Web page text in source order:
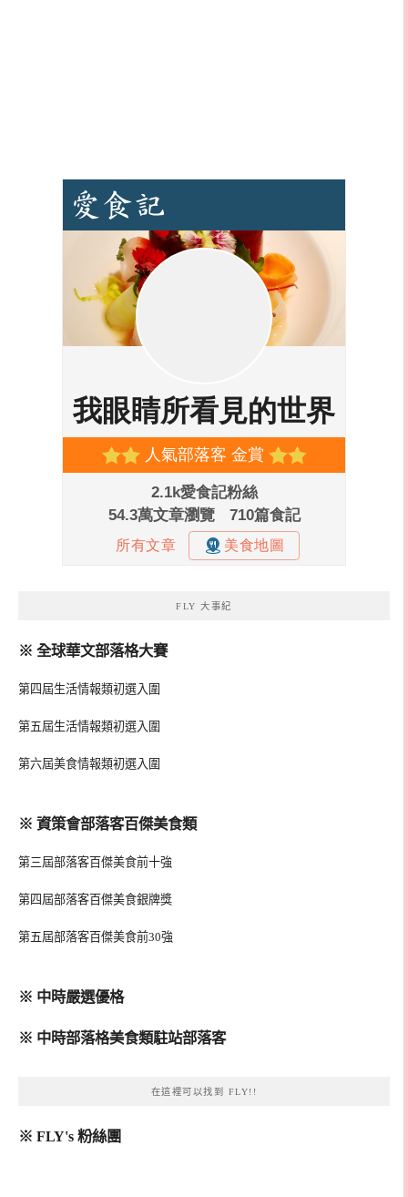
FLY 大事紀
※ 全球華文部落格大賽
第四屆生活情報類初選入圍
第五屆生活情報類初選入圍
第六屆美食情報類初選入圍
※ 資策會部落客百傑美食類
第三屆部落客百傑美食前十強
第四屆部落客百傑美食銀牌獎
第五屆部落客百傑美食前30強
※ 中時嚴選優格
※ 中時部落格美食類駐站部落客
在這裡可以找到 FLY!!
※ FLY's 粉絲團